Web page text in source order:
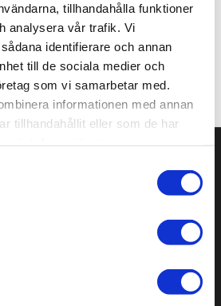
tillhandahålla funktioner
analysera vår trafik. Vi
identifierare och annan
till de sociala medier och
som vi samarbetar med.
informationen med annan
tillhandahållit eller som de har